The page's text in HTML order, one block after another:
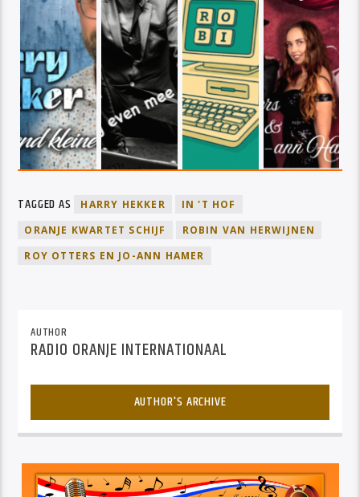
TAGGED AS HARRY HEKKER
IN 'T HOF
ORANJE KWARTET SCHIJF
ROBIN VAN HERWIJNEN
ROY OTTERS EN JO-ANN HAMER
AUTHOR
RADIO ORANJE INTERNATIONAAL
AUTHOR'S ARCHIVE